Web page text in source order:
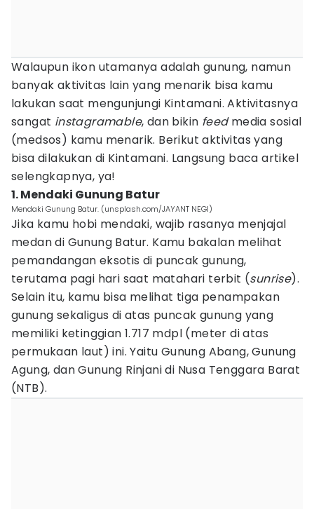
Walaupun ikon utamanya adalah gunung, namun
banyak aktivitas lain yang menarik bisa kamu
lakukan saat mengunjungi Kintamani. Aktivitasnya
sangat instagramable, dan bikin feedmedia sosial
(medsos) kamu menarik. Berikut aktivitas yang
bisa dilakukan di Kintamani. Langsung baca artikel
selengkapnya, ya!
1. Mendaki Gunung Batur
Mendaki Gunung Batur. (unsplash.com/JAYANT NEGI)
Jika kamu hobi mendaki, wajib rasanya menjajal
medan di Gunung Batur. Kamu bakalan melihat
pemandangan eksotis di puncak gunung,
terutama pagi hari saat matahari terbit (sunrise).
Selain itu, kamu bisa melihat tiga penampakan
gunung sekaligus di atas puncak gunung yang
memiliki ketinggian 1.717 mdpl (meter di atas
permukaan laut) ini. Yaitu Gunung Abang, Gunung
Agung, dan Gunung Rinjani di Nusa Tenggara Barat
(NTB).